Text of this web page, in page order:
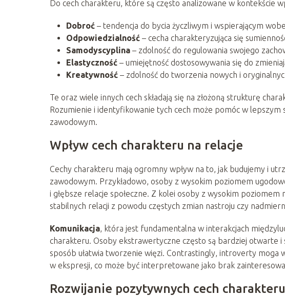
Do cech charakteru, które są często analizowane w kontekście
Dobroć – tendencja do bycia życzliwym i wspierającym
Odpowiedzialność – cecha charakteryzująca się
Samodyscyplina – zdolność do regulowania swojego
Elastyczność – umiejętność dostosowywania się do
Kreatywność – zdolność do tworzenia nowych i
Te oraz wiele innych cech składają się na złożoną strukturę
Rozumienie i identyfikowanie tych cech może pomóc w
zawodowym.
Wpływ cech charakteru na relacje
Cechy charakteru mają ogromny wpływ na to, jak budujemy i
zawodowym. Przykładowo, osoby z wysokim poziomem
i głębsze relacje społeczne. Z kolei osoby z wysokim
stabilnych relacji z powodu częstych zmian nastroju czy
Komunikacja , która jest fundamentalna w interakcjach
charakteru. Osoby ekstrawertyczne często są bardziej otwarte i
sposób ułatwia tworzenie więzi. Contrastingly, introverty moga
w ekspresji, co może być interpretowane jako brak
Rozwijanie pozytywnych cech charakteru